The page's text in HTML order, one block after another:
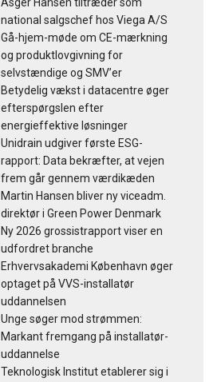
Asger Hansen tiltræder som
national salgschef hos Viega A/S
Gå-hjem-møde om CE-mærkning
og produktlovgivning for
selvstændige og SMV’er
Betydelig vækst i datacentre øger
efterspørgslen efter
energieffektive løsninger
Unidrain udgiver første ESG-
rapport: Data bekræfter, at vejen
frem går gennem værdikæden
Martin Hansen bliver ny viceadm.
direktør i Green Power Denmark
Ny 2026 grossistrapport viser en
udfordret branche
Erhvervsakademi København øger
optaget på VVS-installatør
uddannelsen
Unge søger mod strømmen:
Markant fremgang på installatør-
uddannelse
Teknologisk Institut etablerer sig i